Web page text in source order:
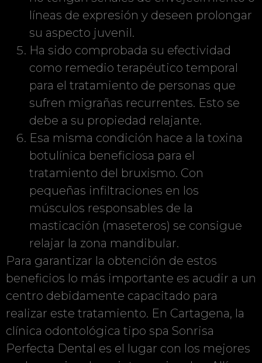
líneas de expresión y deseen prolongar
su aspecto juvenil.
Ha sido comprobada su efectividad
como remedio terapéutico temporal
para el tratamiento de personas que
sufren migrañas recurrentes. Esto se
debe a su propiedad relajante.
Esa misma condición hace a la toxina
botulínica beneficiosa para el
tratamiento del bruxismo. Con
pequeñas infiltraciones en los
músculos responsables de la
masticación (maseteros) se consigue
relajar la zona mandibular.
Para garantizar la obtención de estos
beneficios lo más importante es acudir a un
centro debidamente capacitado para
realizar este tratamiento. En Cartagena, la
clínica odontológica tipo spa Sonrisa
Perfecta Dental es el lugar con los mejores